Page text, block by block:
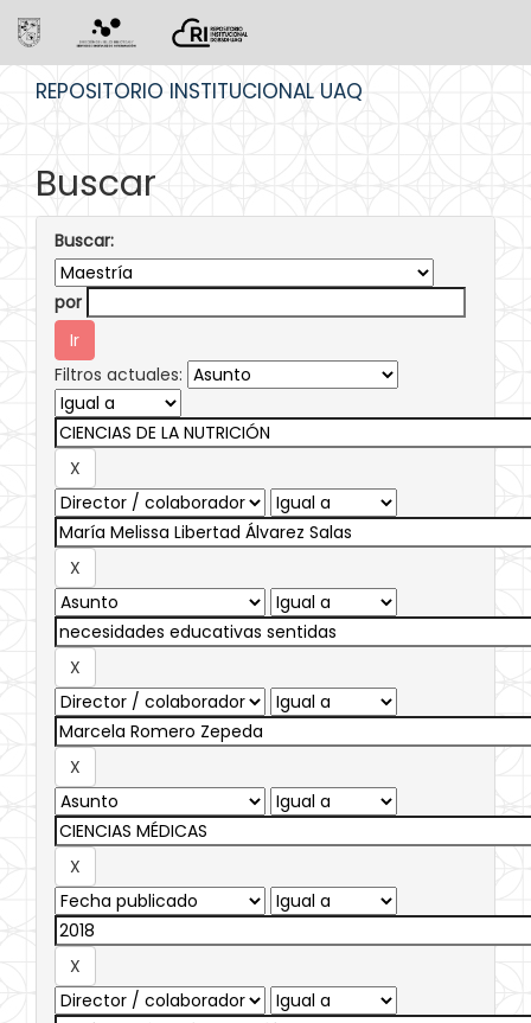
REPOSITORIO INSTITUCIONAL UAQ
Buscar
Buscar:
por
Filtros actuales: